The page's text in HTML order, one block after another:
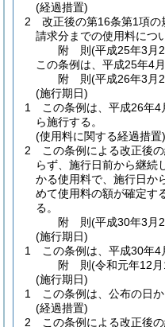
(経過措置)
2
改正後の第16条第1項の
請求分までの使用料につ
附 則(平成25年3月
この条例は、平成25年4
附 則(平成26年3月
(施行期日)
1
この条例は、平成26年4
ら施行する。
(使用料に関する経過措置)
2
この条例による改正後
らず、施行日前から継続
かる使用料で、施行日か
めて使用料の額が確定す
る。
附 則(平成30年3月
(施行期日)
1
この条例は、平成30年4
附 則(令和元年12
(施行期日)
1
この条例は、公布の日か
(経過措置)
2
この条例による改正後